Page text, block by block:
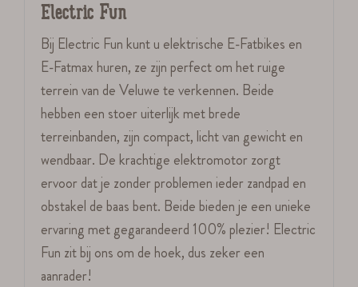
Electric Fun
Bij Electric Fun kunt u elektrische E-Fatbikes en
E-Fatmax huren, ze zijn perfect om het ruige
terrein van de Veluwe te verkennen. Beide
hebben een stoer uiterlijk met brede
terreinbanden, zijn compact, licht van gewicht en
wendbaar. De krachtige elektromotor zorgt
ervoor dat je zonder problemen ieder zandpad en
obstakel de baas bent. Beide bieden je een unieke
ervaring met gegarandeerd 100% plezier! Electric
Fun zit bij ons om de hoek, dus zeker een
aanrader!